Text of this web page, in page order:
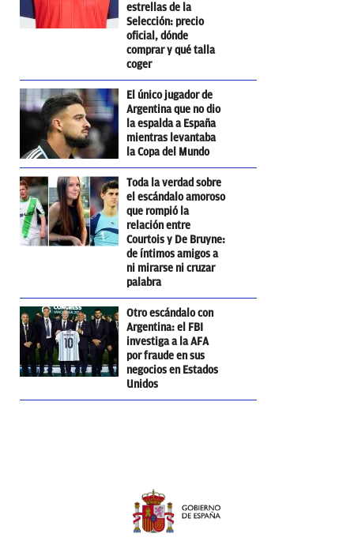
estrellas de la
Selección: precio
oficial, dónde
comprar y qué talla
coger
El único jugador de
Argentina que no dio
la espalda a España
mientras levantaba
la Copa del Mundo
Toda la verdad sobre
el escándalo amoroso
que rompió la
relación entre
Courtois y De Bruyne:
de íntimos amigos a
ni mirarse ni cruzar
palabra
Otro escándalo con
Argentina: el FBI
investiga a la AFA
por fraude en sus
negocios en Estados
Unidos